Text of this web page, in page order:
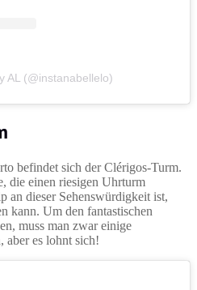
AL (@instanabellelo)
befindet sich der Clérigos-Turm.
die einen riesigen Uhrturm
an dieser Sehenswürdigkeit ist,
kann. Um den fantastischen
muss man zwar einige
aber es lohnt sich!